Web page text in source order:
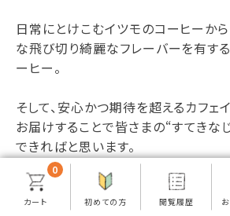
日常にとけこむイツモのコーヒーか
な飛び切り綺麗なフレーバーを有す
ーヒー。
そして、安心かつ期待を超えるカフェ
お届けすることで皆さまの“すてきな
できればと思います。
さらに詳しく知る
0